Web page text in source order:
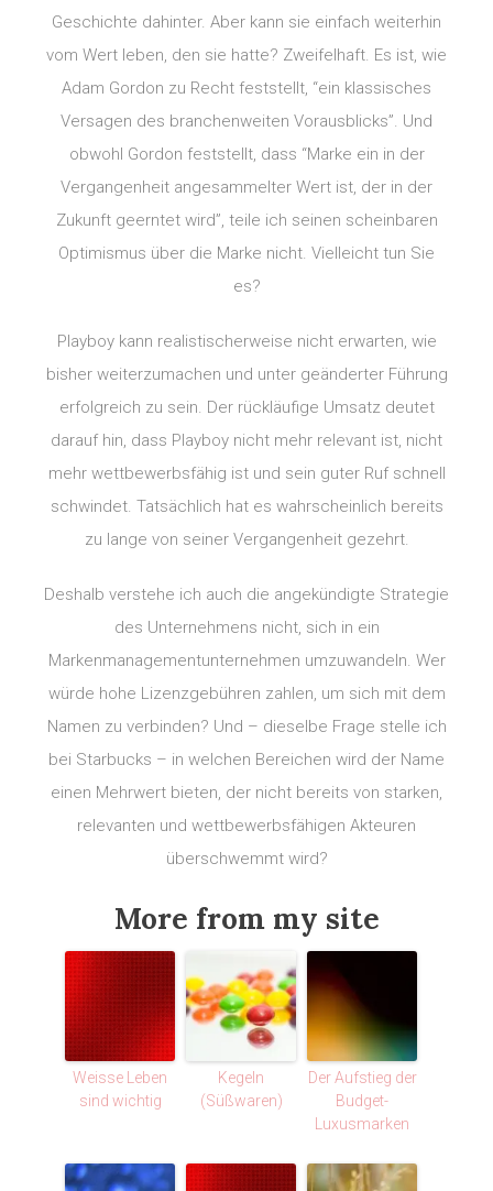
Geschichte dahinter. Aber kann sie einfach weiterhin
vom Wert leben, den sie hatte? Zweifelhaft. Es ist, wie
Adam Gordon zu Recht feststellt, “ein klassisches
Versagen des branchenweiten Vorausblicks”. Und
obwohl Gordon feststellt, dass “Marke ein in der
Vergangenheit angesammelter Wert ist, der in der
Zukunft geerntet wird”, teile ich seinen scheinbaren
Optimismus über die Marke nicht. Vielleicht tun Sie
es?
Playboy kann realistischerweise nicht erwarten, wie
bisher weiterzumachen und unter geänderter Führung
erfolgreich zu sein. Der rückläufige Umsatz deutet
darauf hin, dass Playboy nicht mehr relevant ist, nicht
mehr wettbewerbsfähig ist und sein guter Ruf schnell
schwindet. Tatsächlich hat es wahrscheinlich bereits
zu lange von seiner Vergangenheit gezehrt.
Deshalb verstehe ich auch die angekündigte Strategie
des Unternehmens nicht, sich in ein
Markenmanagementunternehmen umzuwandeln. Wer
würde hohe Lizenzgebühren zahlen, um sich mit dem
Namen zu verbinden? Und – dieselbe Frage stelle ich
bei Starbucks – in welchen Bereichen wird der Name
einen Mehrwert bieten, der nicht bereits von starken,
relevanten und wettbewerbsfähigen Akteuren
überschwemmt wird?
More from my site
Weisse Leben
sind wichtig
Kegeln
(Süßwaren)
Der Aufstieg der
Budget-
Luxusmarken